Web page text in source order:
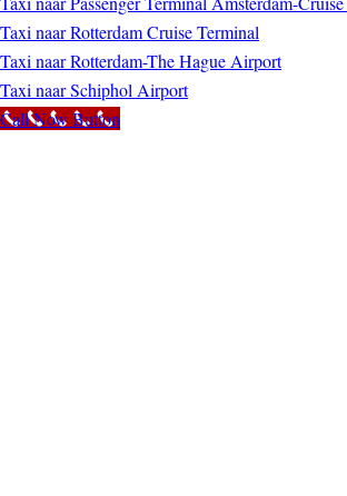
Taxi naar Rotterdam Cruise Terminal
Taxi naar Rotterdam-The Hague Airport
Taxi naar Schiphol Airport
Call Now Button